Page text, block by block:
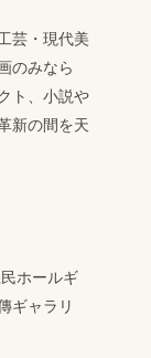
芸・現代美
のみなら
ト、小説や
新の間を天
ホールギ
ギャラリ